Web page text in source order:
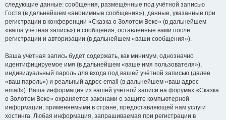
следующие данные: сообщения, размещённые под учётной записью
Гостя (в дальнейшем «анонимные сообщения»), данные, указанные при
регистрации в конференции «Сказка о Золотом Веке» (в дальнейшем
«ваша учётная запись») и сообщения, оставленные вами после
регистрации и авторизации (в дальнейшем «ваши сообщения»).
Ваша учётная запись будет содержать, как минимум, однозначно
идентифицируемое имя (в дальнейшем «ваше имя пользователя»),
индивидуальный пароль для входа под вашей учётной записью (далее
«ваш пароль») и реальный адрес email (в дальнейшем «ваш адрес
email»). Ваша информация из вашей учётной записи на форумах «Сказка
о Золотом Веке» охраняется законами о защите компьютерной
информации, применяемыми в стране, предоставляющей нам услуги
хостинга. Любая информация, запрашиваемая при регистрации в